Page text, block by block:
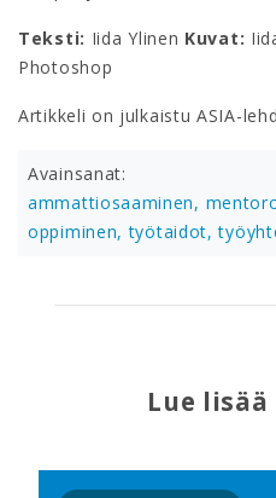
Teksti: Iida Ylinen Kuvat:
Photoshop
Artikkeli on julkaistu ASIA-
Avainsanat:
ammattiosaaminen,
oppiminen,työtaidot,
Lue